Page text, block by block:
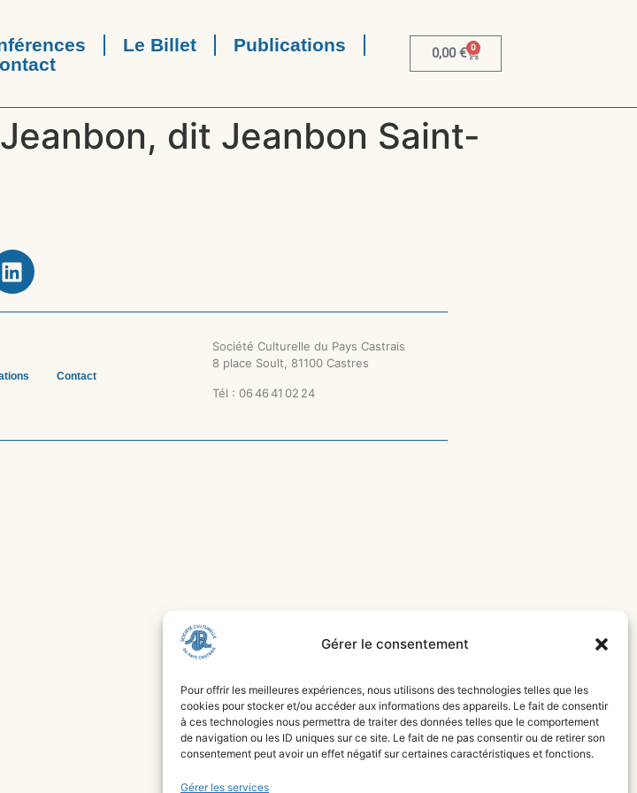
Gérer le consentement
Pour offrir les meilleures expériences, nous utilisons des technologies telles que les
cookies pour stocker et/ou accéder aux informations des appareils. Le fait de consentir
à ces technologies nous permettra de traiter des données telles que le comportement
de navigation ou les ID uniques sur ce site. Le fait de ne pas consentir ou de retirer son
consentement peut avoir un effet négatif sur certaines caractéristiques et fonctions.
Gérer les services
Le Billet
Publications
0,00€ 0
dit Jeanbon Saint-
Contact
Société Culturelle du Pays Castrais
8 place Soult, 81100 Castres
Tél : 06 46 41 02 24